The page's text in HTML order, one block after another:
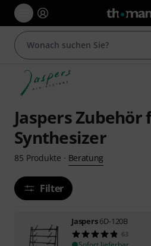
Jaspers Zubehör
Synthesizer
85 Produkte · Beratung
Filter
Jaspers6D-120B
63